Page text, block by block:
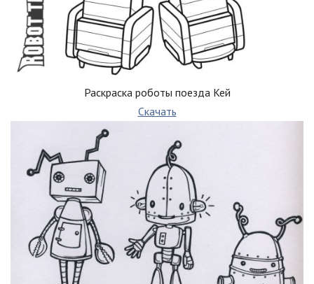
Раскраска роботы поезда Кей
Скачать